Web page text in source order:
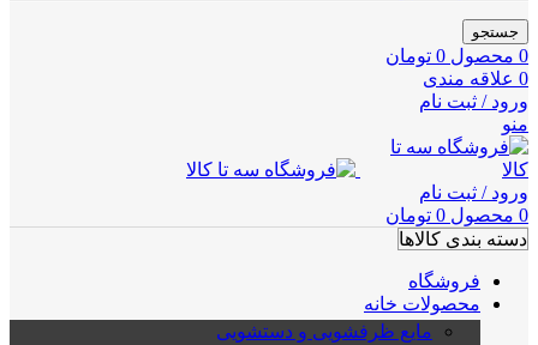
جستجو
0 محصول 0 تومان
0 علاقه مندی
ورود / ثبت نام
منو
ورود / ثبت نام
0 محصول 0 تومان
دسته بندی کالاها
فروشگاه
محصولات خانه
مایع ظرفشویی و دستشویی